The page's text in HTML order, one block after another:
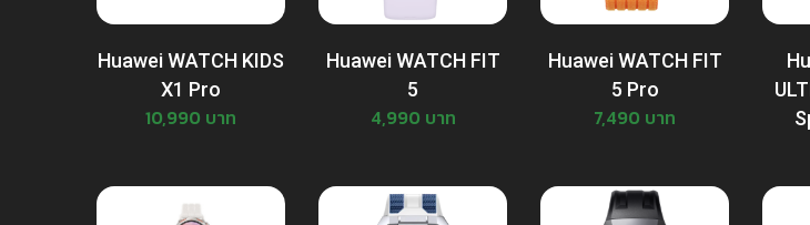
Huawei WATCH KIDS
X1 Pro
10,990 บาท
Huawei WATCH FIT
5
4,990 บาท
Huawei WATCH FIT
5 Pro
7,490 บาท